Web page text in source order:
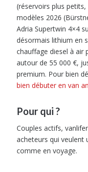
(réservoirs plus
modèles 2026
Adria Supertwin 4×4
désormais lithium en
chauffage diesel à air
autour de 55 000 €,
premium. Pour bien
bien débuter en van
Pour qui ?
Couples actifs,
acheteurs qui veulent
comme en voyage.